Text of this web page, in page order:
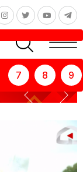
7 8 9